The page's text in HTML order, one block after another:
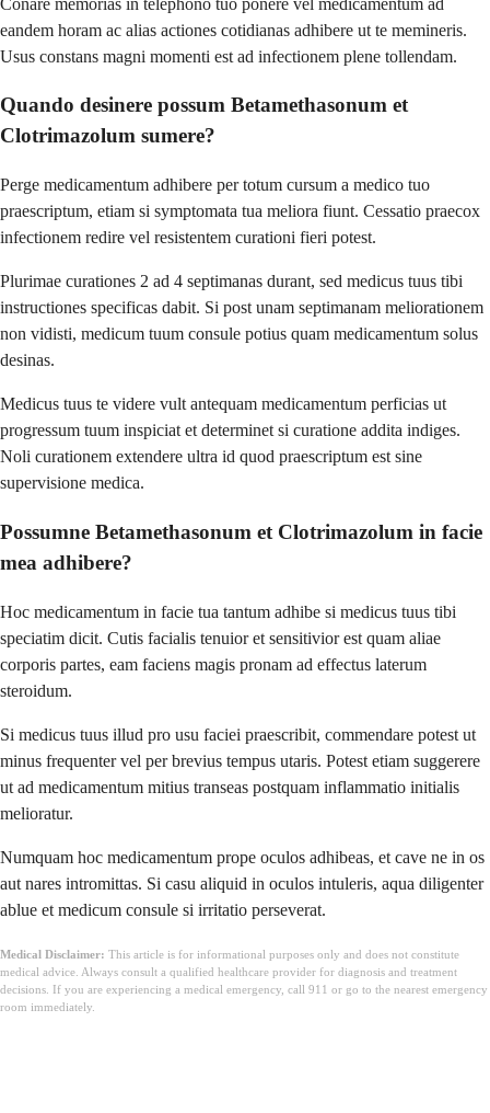
eandem horam ac alias actiones cotidianas adhibere ut te memineris.
Usus constans magni momenti est ad infectionem plene tollendam.
Quando desinere possum Betamethasonum et
Clotrimazolum sumere?
Perge medicamentum adhibere per totum cursum a medico tuo
praescriptum, etiam si symptomata tua meliora fiunt. Cessatio praecox
infectionem redire vel resistentem curationi fieri potest.
Plurimae curationes 2 ad 4 septimanas durant, sed medicus tuus tibi
instructiones specificas dabit. Si post unam septimanam meliorationem
non vidisti, medicum tuum consule potius quam medicamentum solus
desinas.
Medicus tuus te videre vult antequam medicamentum perficias ut
progressum tuum inspiciat et determinet si curatione addita indiges.
Noli curationem extendere ultra id quod praescriptum est sine
supervisione medica.
Possumne Betamethasonum et Clotrimazolum in facie
mea adhibere?
Hoc medicamentum in facie tua tantum adhibe si medicus tuus tibi
speciatim dicit. Cutis facialis tenuior et sensitivior est quam aliae
corporis partes, eam faciens magis pronam ad effectus laterum
steroidum.
Si medicus tuus illud pro usu faciei praescribit, commendare potest ut
minus frequenter vel per brevius tempus utaris. Potest etiam suggerere
ut ad medicamentum mitius transeas postquam inflammatio initialis
melioratur.
Numquam hoc medicamentum prope oculos adhibeas, et cave ne in os
aut nares intromittas. Si casu aliquid in oculos intuleris, aqua diligenter
ablue et medicum consule si irritatio perseverat.
Medical Disclaimer: This article is for informational purposes only and does not constitute
medical advice. Always consult a qualified healthcare provider for diagnosis and treatment
decisions. If you are experiencing a medical emergency, call 911 or go to the nearest emergency
room immediately.